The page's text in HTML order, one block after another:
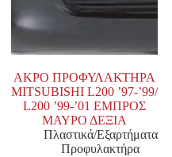
ΑΚΡΟ ΠΡΟΦΥΛΑΚΤΗΡΑ
MITSUBISHI L200 ’97-’99/
L200 ’99-’01 ΕΜΠΡΟΣ
ΜΑΥΡΟ ΔΕΞΙΑ
Πλαστικά/Εξαρτήματα
Προφυλακτήρα